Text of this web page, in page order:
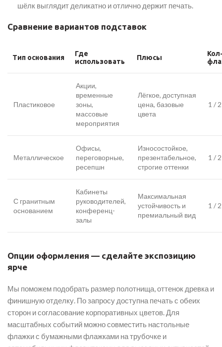
шёлк выглядит деликатно и отлично держит печать.
Сравнение вариантов подставок
Тип основания
Где
использовать
Плюсы
Пластиковое
Акции,
временные
зоны,
массовые
мероприятия
Лёгкое, доступная
цена, базовые
цвета
1 /
Металлическое
Офисы,
переговорные,
ресепшн
Износостойкое,
презентабельное,
строгие оттенки
1 /
С гранитным
основанием
Кабинеты
руководителей,
конференц-
залы
Максимальная
устойчивость и
премиальный вид
1 /
Опции оформления — сделайте экспозицию
ярче
Мы поможем подобрать размер полотнища, оттенок древка и
финишную отделку. По запросу доступна печать с обеих
сторон и согласование корпоративных цветов. Для
масштабных событий можно совместить настольные
флажки с бумажными флажками на трубочке и